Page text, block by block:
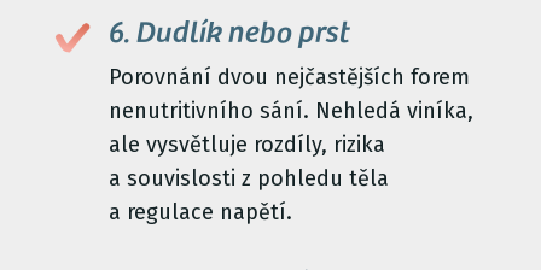
6. Dudlík nebo prst
Porovnání dvou nejčastějších forem
nenutritivního sání. Nehledá viníka,
ale vysvětluje rozdíly, rizika
a souvislosti z pohledu těla
a regulace napětí.